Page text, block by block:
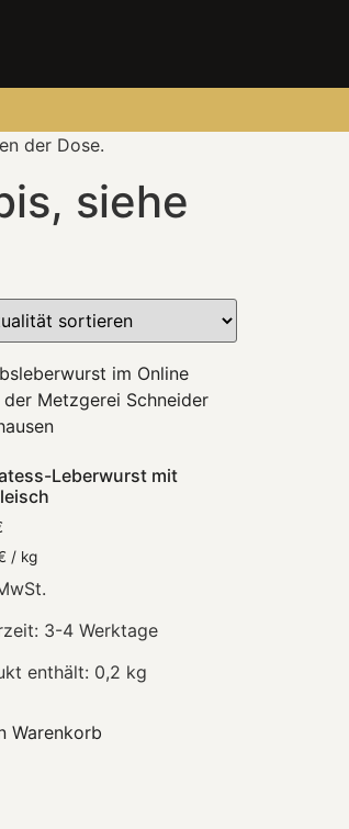
der Dose.
siehe
Leberwurst mit
/ kg
3-4 Werktage
enthält: 0,2 kg
Warenkorb